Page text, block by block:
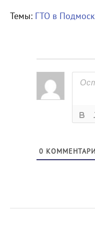
Темы: ГТО в
0